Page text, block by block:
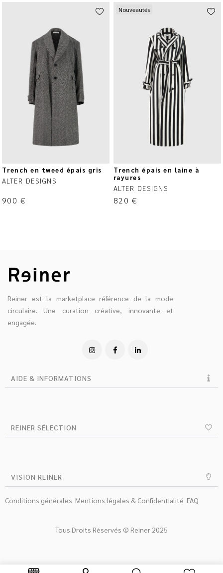
Trench en tweed épais gris
ALTER DESIGNS
900 €
Nouveautés
Trench épais en laine à
rayures
ALTER DESIGNS
820 €
Reiner est la marketplace référence de la mode
circulaire. Une curation créative, innovante et
engagée.
AIDE & INFORMATIONS
REINER SÉLECTION
VISION REINER
Conditions générales Mentions légales & Confidentialité FAQ
Tous Droits Réservés © Reiner 2025